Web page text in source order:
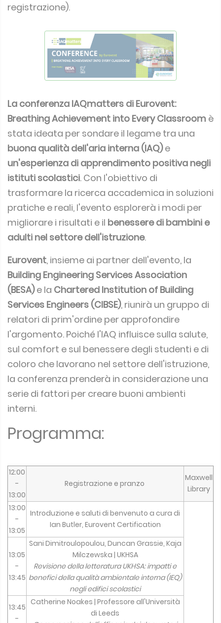
registrazione).
La conferenza IAQmatters di Eurovent:
Breathing Achievement into Every Classroom è
stata ideata per sondare il legame tra una
buona qualità dell'aria interna (IAQ)e
un'esperienza di apprendimento positiva negli
istituti scolastici. Con l'obiettivo di
trasformare la ricerca accademica in soluzioni
pratiche e reali, l'evento esplorerà i modi per
migliorare i risultati e il benessere di bambini e
adulti nel settore dell'istruzione.
Eurovent, insieme ai partner dell'evento, la
Building Engineering Services Association
(BESA)e la Chartered Institution of Building
Services Engineers (CIBSE), riunirà un gruppo di
relatori di prim'ordine per approfondire
l'argomento. Poiché l'IAQ influisce sulla salute,
sul comfort e sul benessere degli studenti e di
coloro che lavorano nel settore dell'istruzione,
la conferenza prenderà in considerazione una
serie di fattori per creare buoni ambienti
interni.
Programma:
12:00
-
13:00
Registrazione e pranzo
Maxwell
Library
13:00
-
13:05
Introduzione e saluti di benvenuto a cura di
Ian Butler, Eurovent Certification
13:05
-
13:45
Sani Dimitroulopoulou, Duncan Grassie, Kaja
Milczewska | UKHSA
Revisione della letteratura UKHSA: impatti e
benefici della qualità ambientale interna (IEQ)
negli edifici scolastici
13:45
-
Catherine Noakes | Professore all'Università
di Leeds